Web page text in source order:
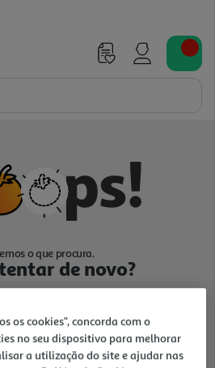
o que procura.
de novo?
os cookies", concorda com o
no seu dispositivo para melhorar
a utilização do site e ajudar nas